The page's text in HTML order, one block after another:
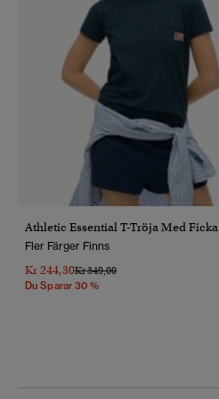
Athletic Essential T-Tröja Med Ficka
Fler Färger Finns
Kr 244,30Pris Reducerat Från
Kr 349,00Till
Du Sparar 30 %